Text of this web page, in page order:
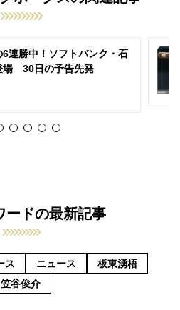
6連勝中！ソフトバンク・石
場 30日の予告先発
ードの最新記事
ス ニュース
板東湧梧
笠谷俊介